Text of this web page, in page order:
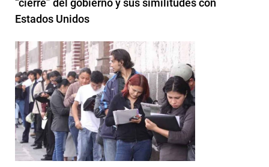
“cierre” del gobierno y sus similitudes con
Estados Unidos